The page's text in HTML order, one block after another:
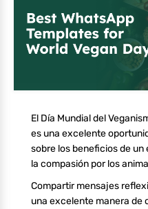
El Día Mundial del
es una excelente
sobre los beneficios de
la compasión por los
Compartir mensajes
una excelente manera de